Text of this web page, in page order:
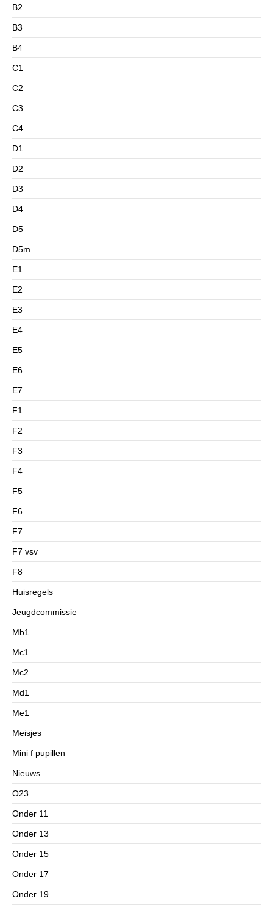
B2
B3
B4
C1
C2
C3
C4
D1
D2
D3
D4
D5
D5m
E1
E2
E3
E4
E5
E6
E7
F1
F2
F3
F4
F5
F6
F7
F7 vsv
F8
Huisregels
Jeugdcommissie
Mb1
Mc1
Mc2
Md1
Me1
Meisjes
Mini f pupillen
Nieuws
O23
Onder 11
Onder 13
Onder 15
Onder 17
Onder 19